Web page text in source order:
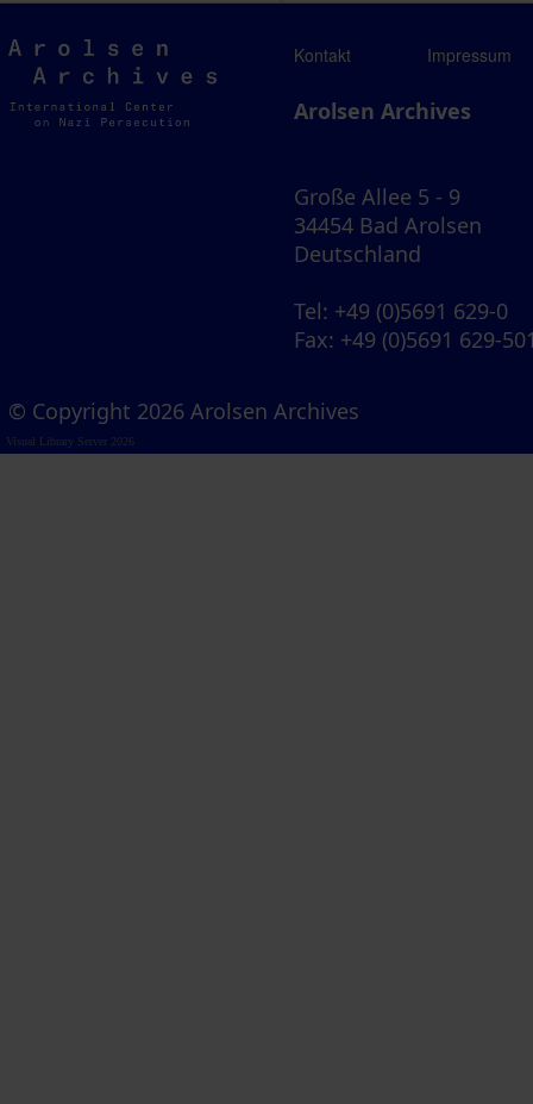
Arolsen
Archives
Kontakt Impressum
Arolsen Archives
Große Allee 5 - 9
34454 Bad Arolsen
Deutschland
Tel: +49 (0)5691 629-0
Fax: +49 (0)5691 629-
© Copyright 2026 Arolsen Archives
Visual Library Server 2026